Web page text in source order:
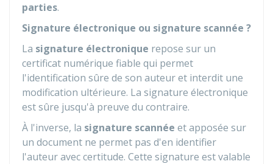
parties.
Signature électronique ou signature scannée ?
La signature électronique repose sur un
certificat numérique fiable qui permet
l'identification sûre de son auteur et interdit une
modification ultérieure. La signature électronique
est sûre jusqu'à preuve du contraire.
À l'inverse, la signature scannée et apposée sur
un document ne permet pas d'en identifier
l'auteur avec certitude. Cette signature est valable